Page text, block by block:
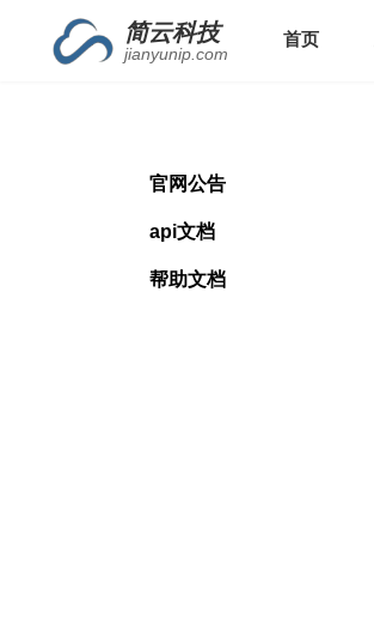
简云科技
jianyunip.com
首页
官网公告
api文档
帮助文档